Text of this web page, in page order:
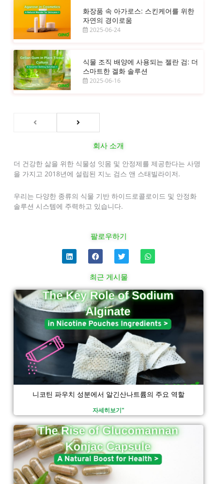
화장품 속 아가로스: 스킨케어를 위한
자연의 경이로움
2025-06-24
식물 조직 배양에 사용되는 젤란 검: 더
스마트한 겔화 솔루션
2025-06-16
회사 소개
더 건강한 삶을 위한 식물성 잇몸 및 안정제를 제공한다는 사명
을 가지고 2018년에 설립된 지노 검스 앤 스태빌라이저.
우리는 다양한 종류의 식물 기반 하이드로콜로이드 및 안정화
솔루션 시스템에 주력하고 있습니다.
팔로우하기
링
크
드
F
a
c
e
b
o
o
k
트
위
터
W
h
a
a
p
p
최근 게시물
니코틴 파우치 성분에서 알긴산나트륨의 주요 역할
자세히보기"
페
이
지
페
이
지
페
이
지
페
이
지